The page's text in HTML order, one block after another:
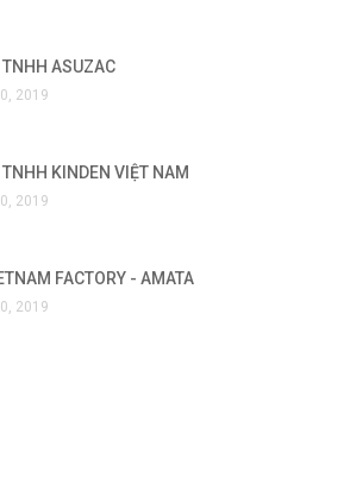
TNHH ASUZAC
2019
TNHH KINDEN VIỆT NAM
2019
FACTORY - AMATA
2019